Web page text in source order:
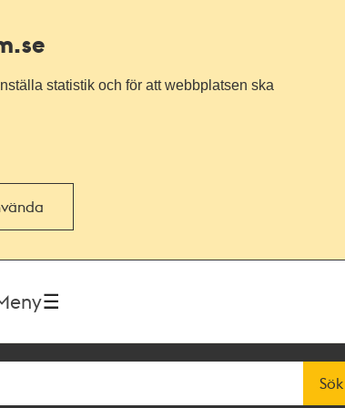
statistik och för att webbplatsen ska
Sök